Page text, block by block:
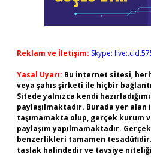
Reklam ve İletişim: Skype:
Yasal Uyarı: Bu internet sitesi,
veya şahıs şirketi ile hiçbir
Sitede yalnızca kendi
paylaşılmaktadır. Burada yer
taşımamakta olup, gerçek kurum
paylaşım yapılmamaktadır.
benzerlikleri tamamen
taslak halindedir ve tavsiye